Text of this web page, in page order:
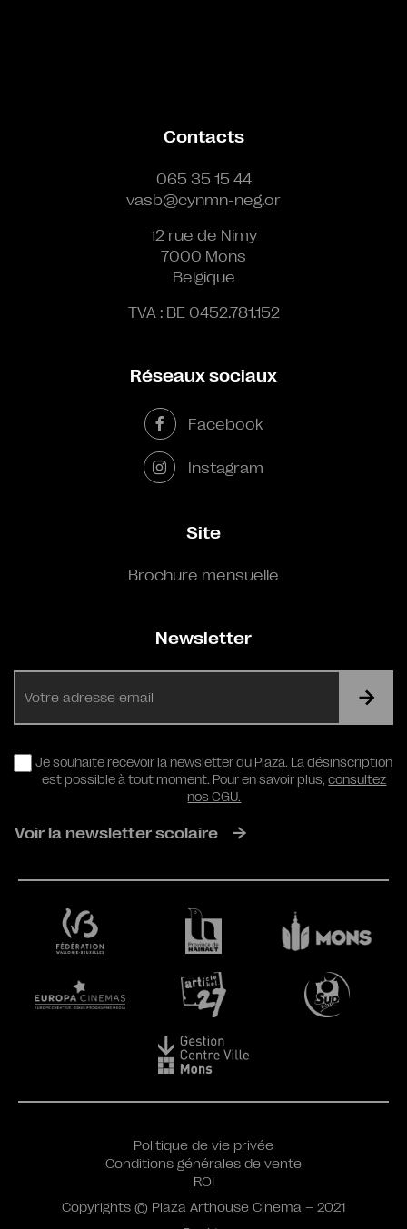
Contacts
065 35 15 44
vasb@cynmn-neg.or
12 rue de Nimy
7000 Mons
Belgique
TVA : BE 0452.781.152
Réseaux sociaux
Facebook
Instagram
Site
Brochure mensuelle
Newsletter
RGPD
Je souhaite recevoir la newsletter du Plaza. La désinscription
est possible à tout moment. Pour en savoir plus,consultez
nos CGU.
Voir la newsletter scolaire
Politique de vie privée
Conditions générales de vente
ROI
Copyrights © Plaza Arthouse Cinema – 2021